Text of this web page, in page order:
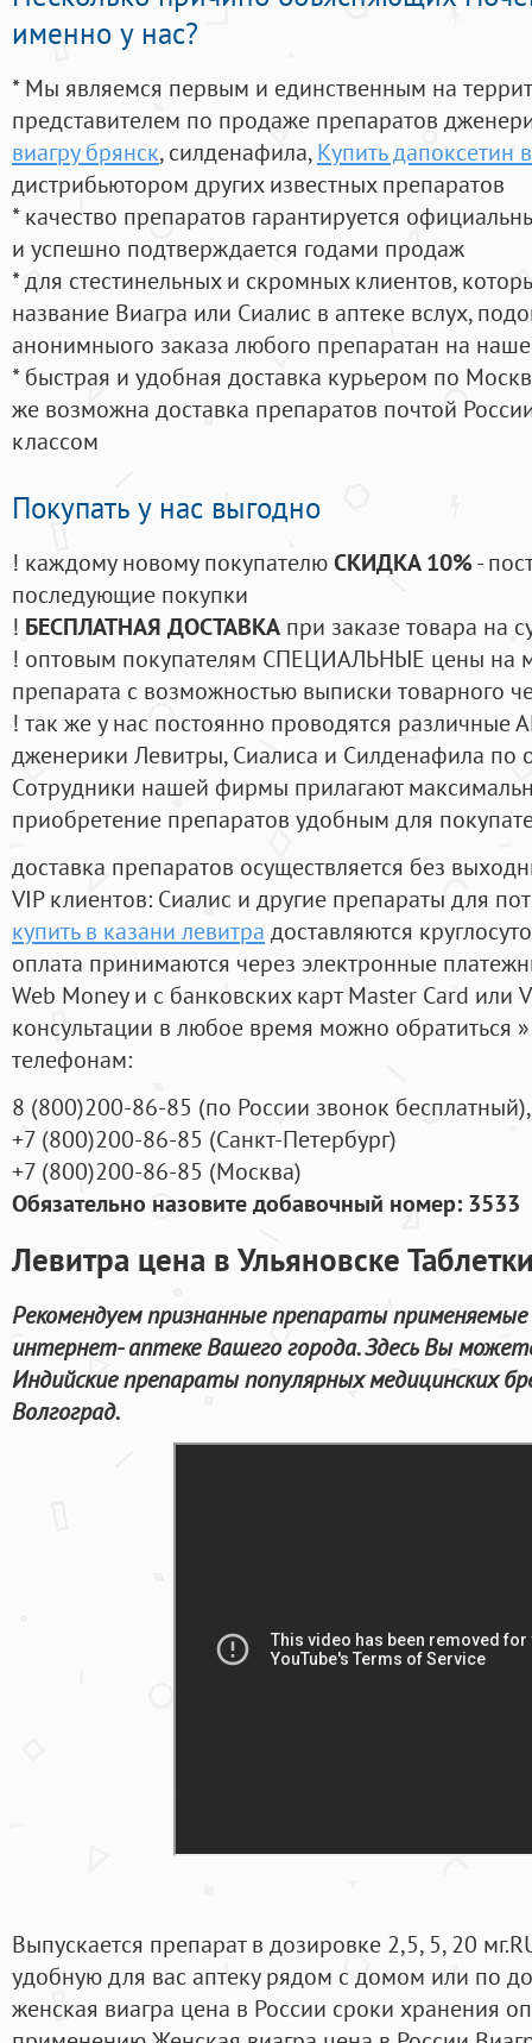
именно у нас?
* Мы являемся первым и единственным на
представителем по продаже препаратов
виагру брянск, силденафила, Купить дапоксетин
дистрибьютором других известных препаратов
* качество препаратов гарантируется
и успешно подтверждается годами продаж
* для стестинельных и скромных клиентов,
название Виагра или Сиалис в аптеке вслух,
анонимныого заказа любого препаратан на
* быстрая и удобная доставка курьером по
же возможна доставка препаратов почтой
классом
Покупать у нас выгодно
! каждому новому покупателюСКИДКА 10%-
последующие покупки
! БЕСПЛАТНАЯ ДОСТАВКА при заказе товара на
! оптовым покупателям СПЕЦИАЛЬНЫЕ цены на
препарата с возможностью выписки товарного
! так же у нас постоянно проводятся
дженерики Левитры, Сиалиса и Силденафила по
Cотрудники нашей фирмы прилагают
приобретение препаратов удобным для
доставка препаратов осуществляется без
VIP клиентов: Сиалис и другие препараты для
купить в казани левитра доставляются
оплата принимаются через электронные
Web Money и с банковских карт Master Card или
консультации в любое время можно обратиться
телефонам:
8 (800)200-86-85 (по России звонок бесплатный),
+7 (800)200-86-85 (Санкт-Петербург)
+7 (800)200-86-85 (Москва)
Обязательно назовите добавочный номер: 3533
Левитра цена в Ульяновске
Рекомендуем признанные препараты применяемые
интернет- аптеке Вашего города. Здесь Вы
Индийские препараты популярных медицинских
Волгоград.
Выпускается препарат в дозировке 2,5, 5, 20
удобную для вас аптеку рядом с домом или по
женская виагра цена в России сроки хранения